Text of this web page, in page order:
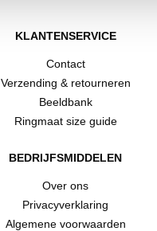
KLANTENSERVICE
Contact
Verzending & retourneren
Beeldbank
Ringmaat size guide
BEDRIJFSMIDDELEN
Over ons
Privacyverklaring
Algemene voorwaarden